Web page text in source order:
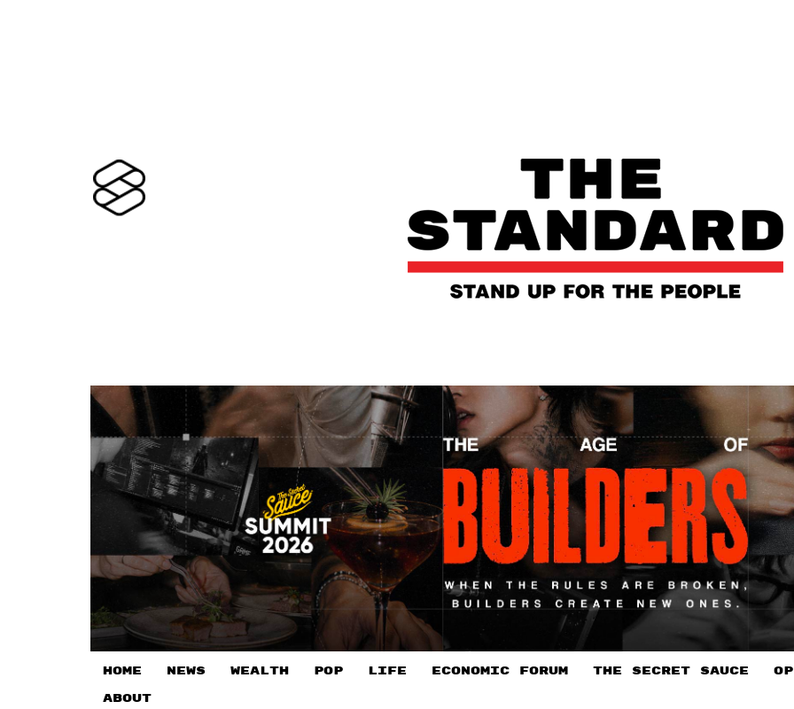
HOME NEWS WEALTH POP LIFE ECONOMIC FORUM THE SECRET SAUCE​
ABOUT